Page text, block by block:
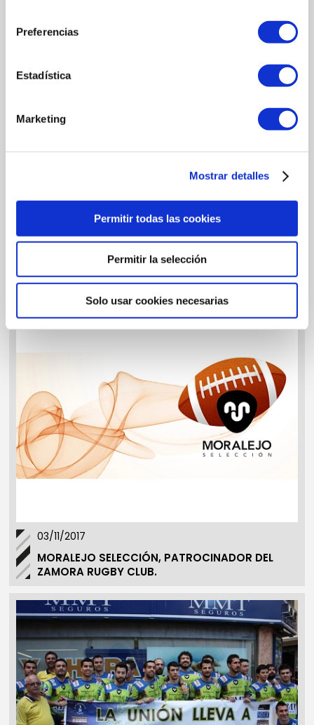
Preferencias
Estadística
Marketing
Mostrar detalles
Permitir todas las cookies
Permitir la selección
Solo usar cookies necesarias
27/06/2018
MORALEJO SELECCIÓN, PREMIO AL EMPRESARIO
ZAMORANO DEL AÑO 2017.
03/11/2017
MORALEJO SELECCIÓN, PATROCINADOR DEL
ZAMORA RUGBY CLUB.